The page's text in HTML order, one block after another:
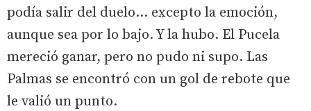
podía salir del duelo... excepto la emoción,
aunque sea por lo bajo. Y la hubo. El Pucela
mereció ganar, pero no pudo ni supo. Las
Palmas se encontró con un gol de rebote que
le valió un punto.